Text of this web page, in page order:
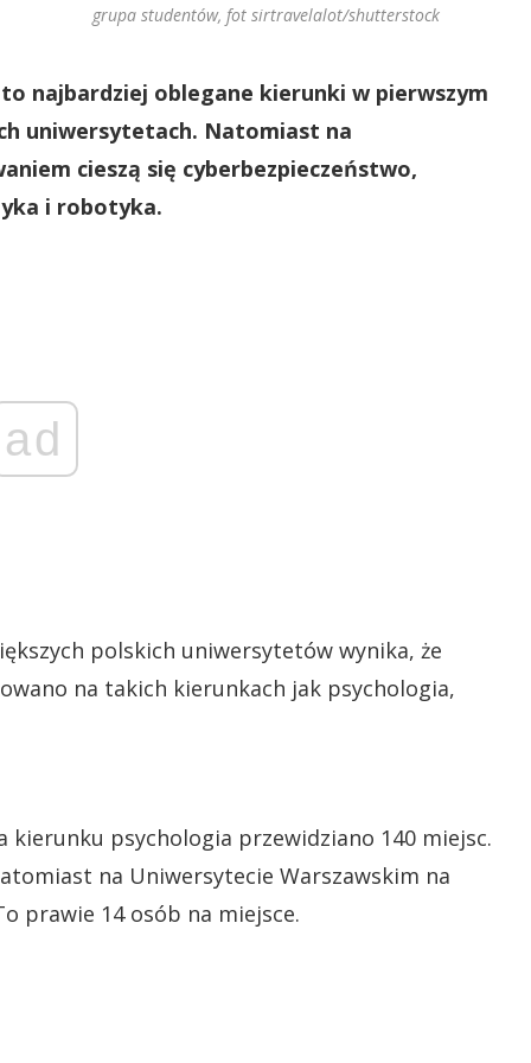
grupa studentów, fot sirtravelalot/shutterstock
najbardziej oblegane kierunki w pierwszym
uniwersytetach. Natomiast na
cieszą się cyberbezpieczeństwo,
i robotyka.
ad
polskich uniwersytetów wynika, że
na takich kierunkach jak psychologia,
psychologia przewidziano 140 miejsc.
na Uniwersytecie Warszawskim na
prawie 14 osób na miejsce.